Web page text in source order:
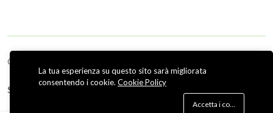
Copyright © 2026 Bestnatural
Seguici su
La tua esperienza su questo sito sarà migliorata
consentendo i cookie. Cookie Policy
Accetta i cookie